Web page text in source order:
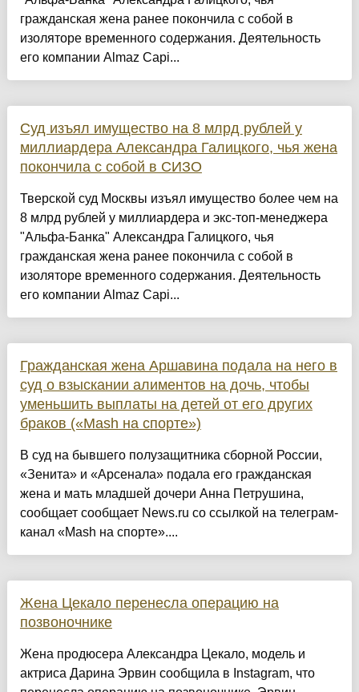
гражданская жена ранее покончила с собой в
изоляторе временного содержания. Деятельность
его компании Almaz Capi...
Суд изъял имущество на 8 млрд рублей у
миллиардера Александра Галицкого, чья жена
покончила с собой в СИЗО
Тверской суд Москвы изъял имущество более чем на
8 млрд рублей у миллиардера и экс-топ-менеджера
"Альфа-Банка" Александра Галицкого, чья
гражданская жена ранее покончила с собой в
изоляторе временного содержания. Деятельность
его компании Almaz Capi...
Гражданская жена Аршавина подала на него в
суд о взыскании алиментов на дочь, чтобы
уменьшить выплаты на детей от его других
браков («Mash на спорте»)
В суд на бывшего полузащитника сборной России,
«Зенита» и «Арсенала» подала его гражданская
жена и мать младшей дочери Анна Петрушина,
сообщает сообщает News.ru со ссылкой на телеграм-
канал «Mash на спорте»....
Жена Цекало перенесла операцию на
позвоночнике
Жена продюсера Александра Цекало, модель и
актриса Дарина Эрвин сообщила в Instagram, что